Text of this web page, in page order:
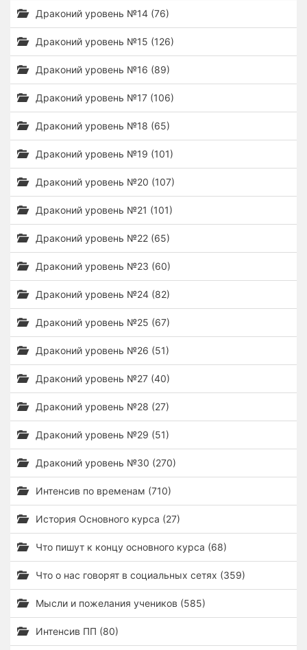
Драконий уровень №14 (76)
Драконий уровень №15 (126)
Драконий уровень №16 (89)
Драконий уровень №17 (106)
Драконий уровень №18 (65)
Драконий уровень №19 (101)
Драконий уровень №20 (107)
Драконий уровень №21 (101)
Драконий уровень №22 (65)
Драконий уровень №23 (60)
Драконий уровень №24 (82)
Драконий уровень №25 (67)
Драконий уровень №26 (51)
Драконий уровень №27 (40)
Драконий уровень №28 (27)
Драконий уровень №29 (51)
Драконий уровень №30 (270)
Интенсив по временам (710)
История Основного курса (27)
Что пишут к концу основного курса (68)
Что о нас говорят в социальных сетях (359)
Мысли и пожелания учеников (585)
Интенсив ПП (80)